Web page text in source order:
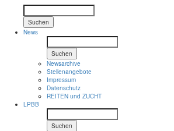
Suchen
News
Suchen
Newsarchive
Stellenangebote
Impressum
Datenschutz
REITEN und ZUCHT
LPBB
Suchen